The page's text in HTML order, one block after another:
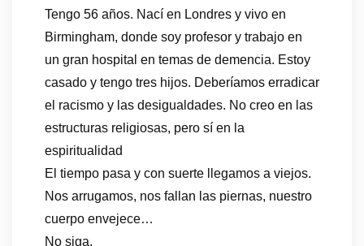
Tengo 56 años. Nací en Londres y vivo en
Birmingham, donde soy profesor y trabajo en
un gran hospital en temas de demencia. Estoy
casado y tengo tres hijos. Deberíamos erradicar
el racismo y las desigualdades. No creo en las
estructuras religiosas, pero sí en la
espiritualidad
El tiempo pasa y con suerte llegamos a viejos.
Nos arrugamos, nos fallan las piernas, nuestro
cuerpo envejece…
No siga.